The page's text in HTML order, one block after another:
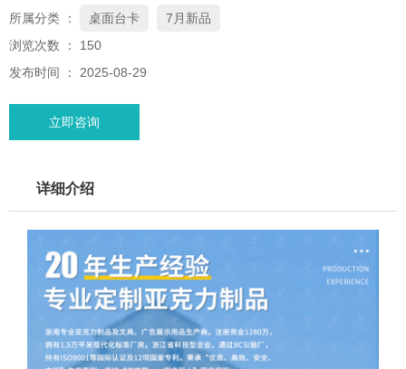
所属分类 ： 桌面台卡
7月新品
浏览次数 ： 150
发布时间 ： 2025-08-29
立即咨询
详细介绍